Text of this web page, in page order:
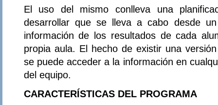
El uso del mismo conlleva una
desarrollar que se lleva a cabo desde
información de los resultados de cada
propia aula. El hecho de existir una
se puede acceder a la información en
del equipo.
CARACTERÍSTICAS DEL PROGRAMA